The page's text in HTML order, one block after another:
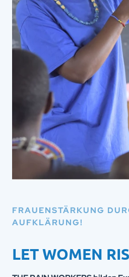
FRAUENSTÄRKUNG
AUFKLÄRUNG!
LET WOMEN